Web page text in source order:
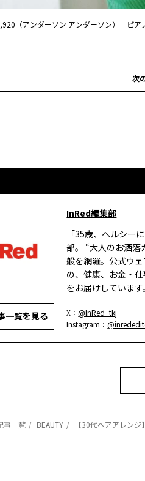
（アンダーソン アンダーソン） ピア
次
一覧を見る
InRed編集部
「35歳、ヘルシー
部。 “大人のお洒
般を網羅。公式ウ
の、健康、お金・
をお届けしています。
X：@InRed_tkj
Instagram：
事一覧 BEAUTY 【30代へアアレン